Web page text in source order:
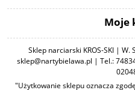
Moje
Sklep narciarski KROS-SKI |
sklep@nartybielawa.pl | Tel.:
"Użytkowanie sklepu oznacza